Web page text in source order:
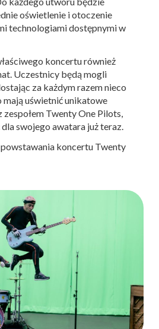
oświetlenie i otoczenie
technologiami dostępnymi w
koncertu również
Uczestnicy będą mogli
za każdym razem nieco
uświetnić unikatowe
Twenty One Pilots,
swojego awatara już teraz.
koncertu Twenty